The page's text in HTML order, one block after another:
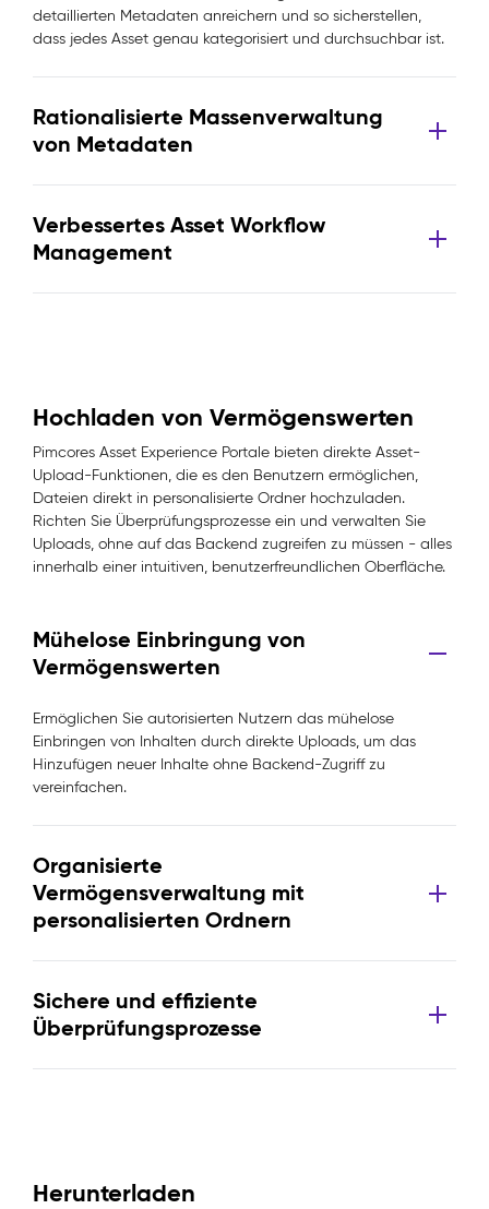
detaillierten Metadaten anreichern und so sicherstellen,
dass jedes Asset genau kategorisiert und durchsuchbar ist.
Rationalisierte Massenverwaltung
von Metadaten
Verbessertes Asset Workflow
Management
Hochladen von Vermögenswerten
Pimcores Asset Experience Portale bieten direkte Asset-
Upload-Funktionen, die es den Benutzern ermöglichen,
Dateien direkt in personalisierte Ordner hochzuladen.
Richten Sie Überprüfungsprozesse ein und verwalten Sie
Uploads, ohne auf das Backend zugreifen zu müssen - alles
innerhalb einer intuitiven, benutzerfreundlichen Oberfläche.
Mühelose Einbringung von
Vermögenswerten
Ermöglichen Sie autorisierten Nutzern das mühelose
Einbringen von Inhalten durch direkte Uploads, um das
Hinzufügen neuer Inhalte ohne Backend-Zugriff zu
vereinfachen.
Organisierte
Vermögensverwaltung mit
personalisierten Ordnern
Sichere und effiziente
Überprüfungsprozesse
Herunterladen